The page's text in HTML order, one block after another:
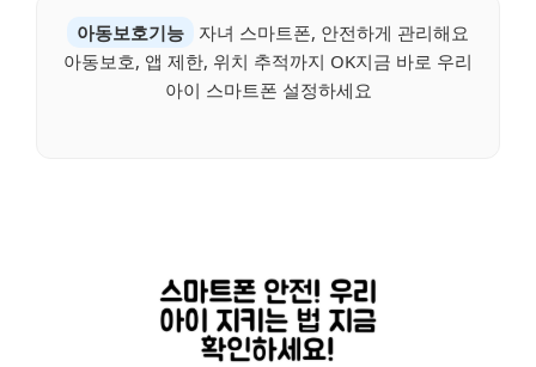
아동보호기능
자녀 스마트폰, 안전하게 관리해요
아동보호, 앱 제한, 위치 추적까지 OK지금 바로 우리
아이 스마트폰 설정하세요